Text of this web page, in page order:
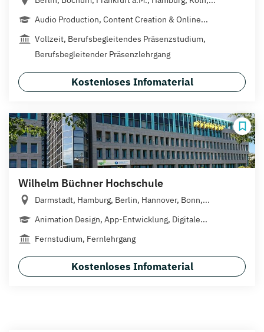
Audio Production, Content Creation & Online...
Vollzeit, Berufsbegleitendes Präsenzstudium,
Berufsbegleitender Präsenzlehrgang
Kostenloses Infomaterial
Wilhelm Büchner Hochschule
Darmstadt, Hamburg, Berlin, Hannover, Bonn,...
Animation Design, App-Entwicklung, Digitale...
Fernstudium, Fernlehrgang
Kostenloses Infomaterial